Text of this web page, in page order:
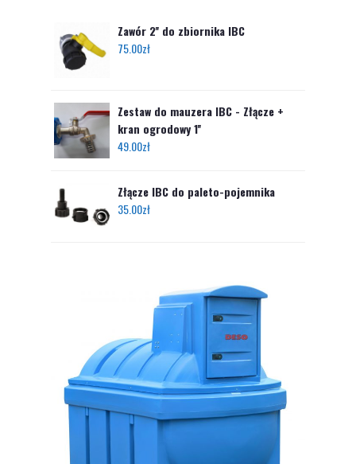
Zawór 2'' do zbiornika IBC
75.00zł
Zestaw do mauzera IBC - Złącze +
kran ogrodowy 1''
49.00zł
Złącze IBC do paleto-pojemnika
35.00zł